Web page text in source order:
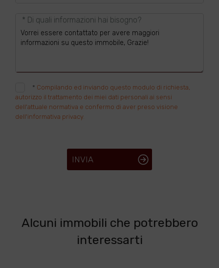
* Di quali informazioni hai bisogno?
* Compilando ed inviando questo modulo di richiesta,
autorizzo il trattamento dei miei dati personali ai sensi
dell'attuale normativa e confermo di aver preso visione
dell'informativa privacy.
INVIA
Alcuni immobili che potrebbero
interessarti